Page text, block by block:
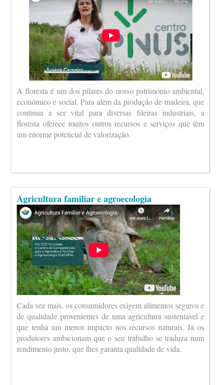
A floresta é um dos pilares do nosso património ambiental,
económico e social. Para além da produção de madeira, que
continua a ser vital para diversas fileiras industriais, a
floresta oferece muitos outros recursos e serviços que têm
um enorme potencial de valorização.
Agricultura familiar e agroecologia
Cada vez mais, os consumidores exigem alimentos seguros e
de qualidade provenientes de uma agricultura sustentável e
que tenha um menor impacto nos recursos naturais. Já os
produtores ambicionam que o seu trabalho se traduza num
rendimento justo, que lhes garanta qualidade de vida.